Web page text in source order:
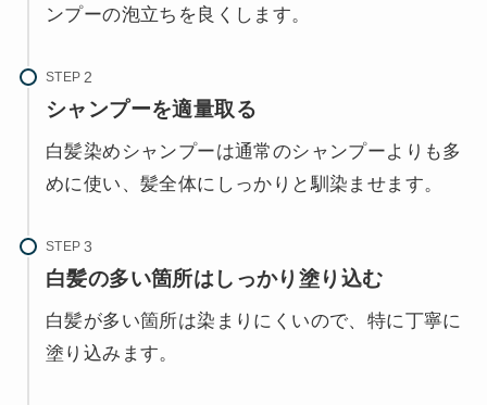
ンプーの泡立ちを良くします。
STEP
シャンプーを適量取る
白髪染めシャンプーは通常のシャンプーよりも多
めに使い、髪全体にしっかりと馴染ませます。
STEP
白髪の多い箇所はしっかり塗り込む
白髪が多い箇所は染まりにくいので、特に丁寧に
塗り込みます。